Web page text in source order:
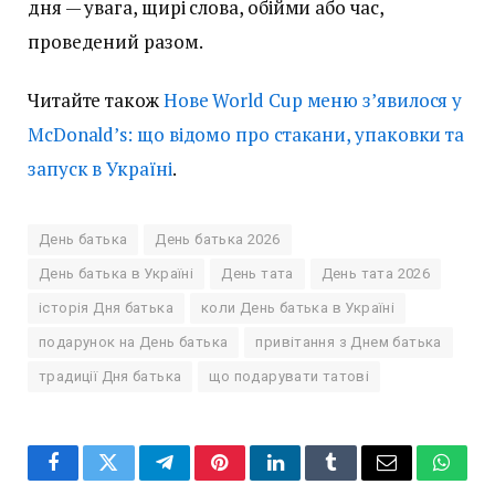
дня — увага, щирі слова, обійми або час,
проведений разом.
Читайте такожНове World Cup меню з’явилося у
McDonald’s: що відомо про стакани, упаковки та
запуск в Україні.
День батька День батька 2026
День батька в Україні День тата День тата 2026
історія Дня батька коли День батька в Україні
подарунок на День батька привітання з Днем батька
традиції Дня батька що подарувати татові
FacebookTwitterTelegramPinterestLinkedInTumblrEmail